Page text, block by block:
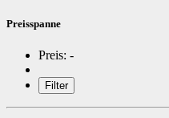
Preisspanne
Preis: -
Filter